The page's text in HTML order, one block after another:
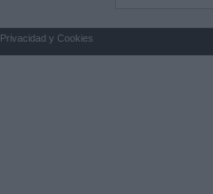
Privacidad y Cookies